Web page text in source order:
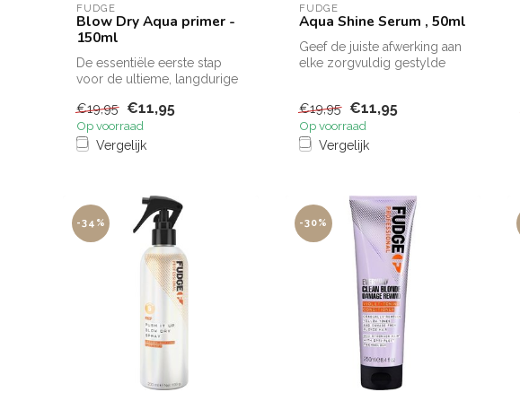
FUDGE
Blow Dry Aqua primer -
150ml
De essentiële eerste stap
voor de ultieme, langdurige
€19,95 €11,95
Op voorraad
Vergelijk
FUDGE
Aqua Shine Serum , 50ml
Geef de juiste afwerking aan
elke zorgvuldig gestylde
€19,95 €11,95
Op voorraad
Vergelijk
-34% -30%